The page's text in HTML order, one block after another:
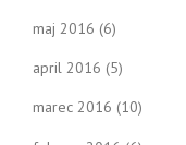
maj 2016 (6)
april 2016 (5)
marec 2016 (10)